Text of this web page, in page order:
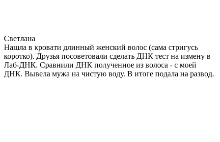
Светлана
Нашла в кровати длинный женский волос (сама стригусь
коротко). Друзья посоветовали сделать ДНК тест на измену в
Лаб-ДНК. Сравнили ДНК полученное из волоса - с моей
ДНК. Вывела мужа на чистую воду. В итоге подала на развод.